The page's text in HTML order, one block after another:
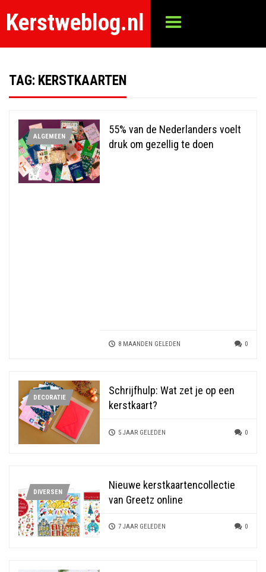
Kerstweblog.nl
TAG: KERSTKAARTEN
ALGEMEEN
55% van de Nederlanders voelt
druk om gezellig te doen
8 MAANDEN GELEDEN 0
DECORATIE
Schrijfhulp: Wat zet je op een
kerstkaart?
5 JAAR GELEDEN 0
DIVERSEN
Nieuwe kerstkaartencollectie
van Greetz online
7 JAAR GELEDEN 0